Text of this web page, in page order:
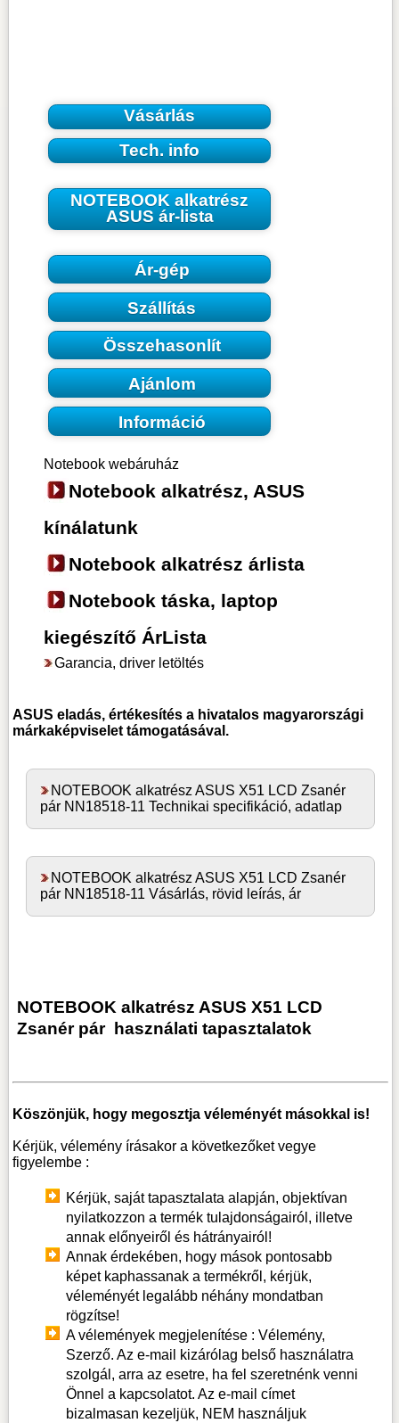
Vásárlás
Tech. info
NOTEBOOK alkatrész
ASUS ár-lista
Ár-gép
Szállítás
Összehasonlít
Ajánlom
Információ
Notebook webáruház
Notebook alkatrész, ASUS
kínálatunk
Notebook alkatrész árlista
Notebook táska, laptop
kiegészítő ÁrLista
Garancia, driver letöltés
ASUS eladás, értékesítés a hivatalos magyarországi
márkaképviselet támogatásával.
NOTEBOOK alkatrész ASUS X51 LCD Zsanér
pár NN18518-11 Technikai specifikáció, adatlap
NOTEBOOK alkatrész ASUS X51 LCD Zsanér
pár NN18518-11 Vásárlás, rövid leírás, ár
NOTEBOOK alkatrész ASUS X51 LCD
Zsanér párhasználati tapasztalatok
Köszönjük, hogy megosztja véleményét másokkal is!
Kérjük, vélemény írásakor a következőket vegye
figyelembe :
Kérjük, saját tapasztalata alapján, objektívan
nyilatkozzon a termék tulajdonságairól, illetve
annak előnyeiről és hátrányairól!
Annak érdekében, hogy mások pontosabb
képet kaphassanak a termékről, kérjük,
véleményét legalább néhány mondatban
rögzítse!
A vélemények megjelenítése : Vélemény,
Szerző. Az e-mail kizárólag belső használatra
szolgál, arra az esetre, ha fel szeretnénk venni
Önnel a kapcsolatot. Az e-mail címet
bizalmasan kezeljük, NEM használjuk